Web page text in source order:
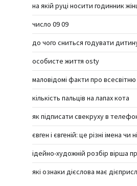
на якій руці носити годинник
число 09 09
до чого сниться годувати
особисте життя osty
маловідомі факти про
кількість пальців на лапах кота
як підписати свекруху в
євген і євгеній: це різні імена чи ні
ідейно-художній розбір вірша
які ознаки дієслова має